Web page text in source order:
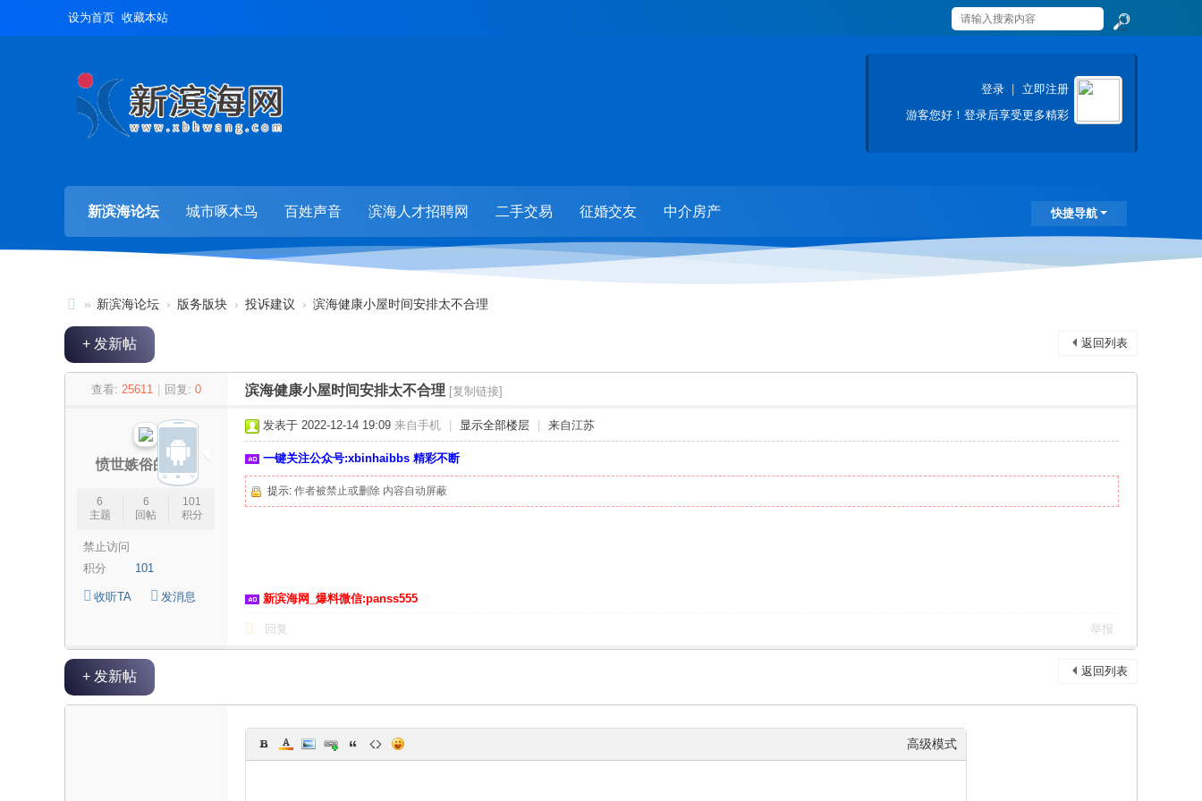
设为首页 收藏本站
索
登录
立即注册
游客您好！登录后享受更多精彩
快捷导航
新滨海论坛 城市啄木鸟 百姓声音 滨海人才招聘网 二手交易 征婚交友 中介房产
新
滨
新
闻
» 新滨海论坛 › 版务版块 › 投诉建议 › 滨海健康小屋时间安排太不合理
返回列表
+ 发新帖
查看: 25611 回复: 0 滨海健康小屋时间安排太不合理 [复制链接]
愤世嫉俗的愤青
6
主题
6
回帖
101
积分
禁止访问
积分
101
收听TA 发消息
发表于 2022-12-14 19:09 来自手机 显示全部楼层 来自江苏
一键关注公众号:xbinhaibbs 精彩不断
提示: 作者被禁止或删除 内容自动屏蔽
新滨海网_爆料微信:panss555
回复 举报
返回列表
+ 发新帖
高级模式